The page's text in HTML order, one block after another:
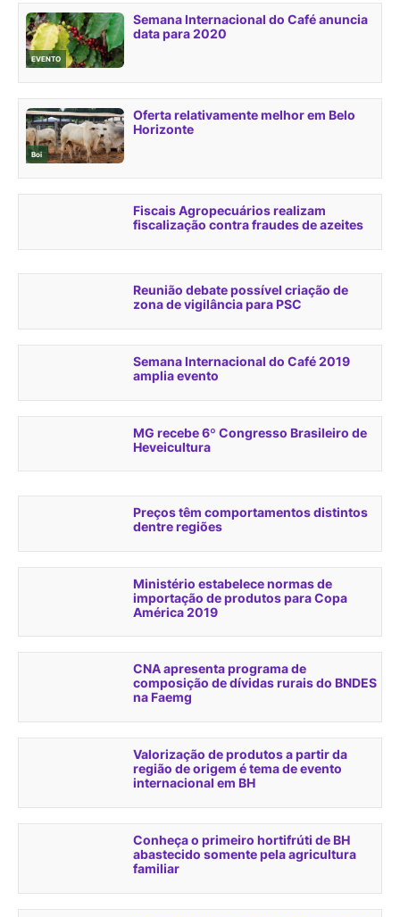
EVENTO
Semana Internacional do Café anuncia
data para 2020
Boi
Oferta relativamente melhor em Belo
Horizonte
Fiscais Agropecuários realizam
fiscalização contra fraudes de azeites
Reunião debate possível criação de
zona de vigilância para PSC
Semana Internacional do Café 2019
amplia evento
MG recebe 6º Congresso Brasileiro de
Heveicultura
Preços têm comportamentos distintos
dentre regiões
Ministério estabelece normas de
importação de produtos para Copa
América 2019
CNA apresenta programa de
composição de dívidas rurais do BNDES
na Faemg
Valorização de produtos a partir da
região de origem é tema de evento
internacional em BH
Conheça o primeiro hortifrúti de BH
abastecido somente pela agricultura
familiar